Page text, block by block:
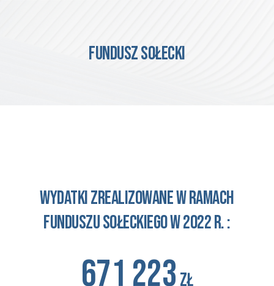
fundusz sołecki
Wydatki zrealizowane w ramach
funduszu sołeckiego w 2022r. :
671 223 zł